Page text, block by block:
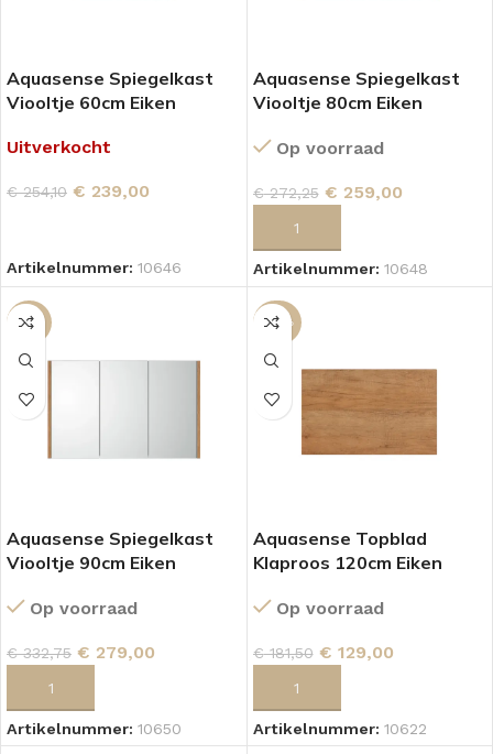
Aquasense Spiegelkast
Viooltje 60cm Eiken
Uitverkocht
€254,10 € 239,00
Artikelnummer: 10646
Aquasense Spiegelkast
Viooltje 80cm Eiken
Op voorraad
€272,25 € 259,00
Artikelnummer: 10648
-16%
Aquasense Spiegelkast
Viooltje 90cm Eiken
Op voorraad
€332,75 € 279,00
Artikelnummer: 10650
-29%
Aquasense Topblad
Klaproos 120cm Eiken
Op voorraad
€181,50 € 129,00
Artikelnummer: 10622